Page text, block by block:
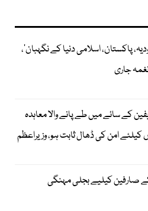
پاکستان، اسلامی دنیا کے نگہبان’،
جاری
کے سائے میں طے پانے والا معاہدہ
کیلئے امن کی ڈھال ثابت ہو، وزیراعظم
صارفین کیلیے بجلی مہنگی